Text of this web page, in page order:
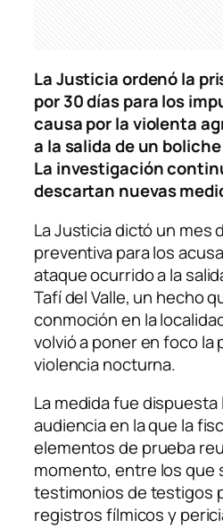
La Justicia ordenó la
por 30 días para los
causa por la violenta
a la salida de un
La investigación
descartan nuevas
La Justicia dictó un mes
preventiva para los
ataque ocurrido a la
Tafí del Valle, un hecho
conmoción en la
volvió a poner en foco la
violencia nocturna.
La medida fue dispuesta
audiencia en la que la
elementos de prueba
momento, entre los que
testimonios de testigos
registros fílmicos y